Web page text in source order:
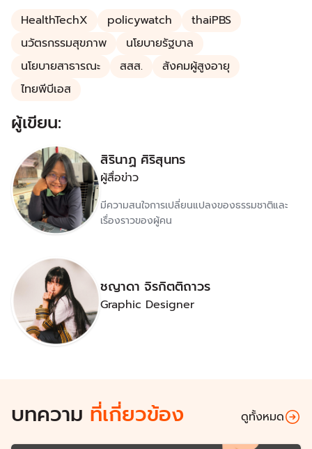
HealthTechX policywatch
thaiPBS
นวัตรกรรมสุขภาพ
นโยบายรัฐบาล
นโยบายสาธารณะ
สสส.
สังคมผู้สูงอายุ
ไทยพีบีเอส
ผู้เขียน:
สิรินาฏ ศิริสุนทร
ผู้สื่อข่าว
มีความสนใจการเปลี่ยนแปลงของธรรมชาติและ
เรื่องราวของผู้คน
ชญาดา จิรกิตติถาวร
Graphic Designer
บทความ ที่เกี่ยวข้อง ดูทั้งหมด